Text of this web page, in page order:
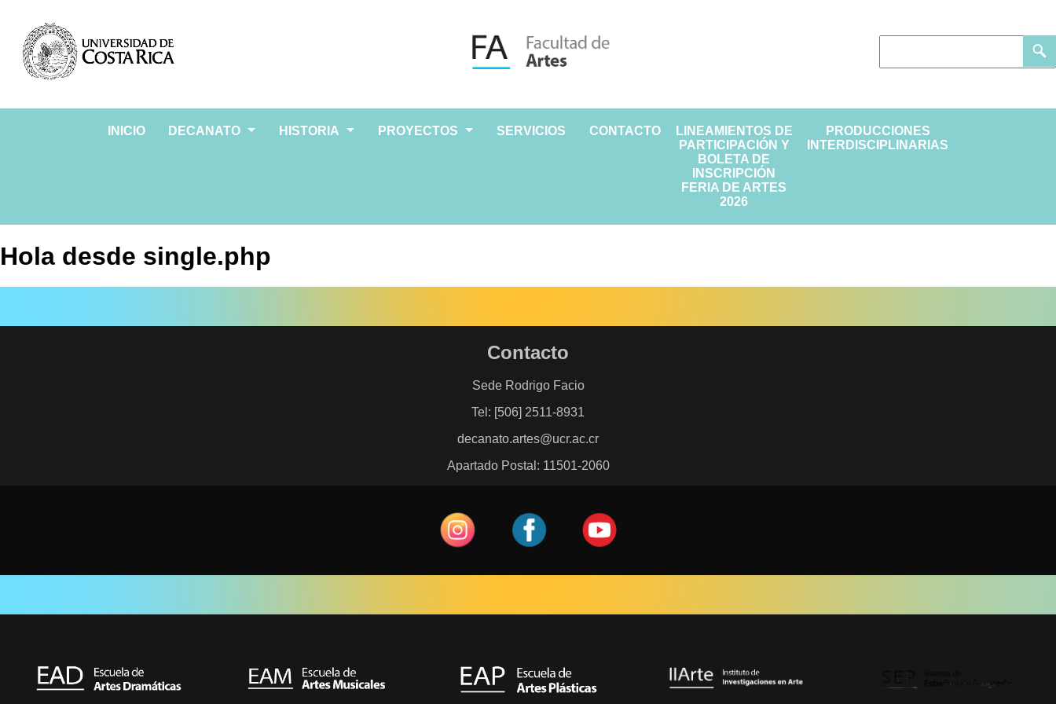
INICIO DECANATO HISTORIA PROYECTOS SERVICIOS CONTACTO
LINEAMIENTOS DE
PARTICIPACIÓN Y
BOLETA DE
INSCRIPCIÓN
FERIA DE ARTES
2026
PRODUCCIONES
INTERDISCIPLINARIAS
Hola desde single.php
Contacto
Sede Rodrigo Facio
Tel: [506] 2511-8931
decanato.artes@ucr.ac.cr
Apartado Postal: 11501-2060